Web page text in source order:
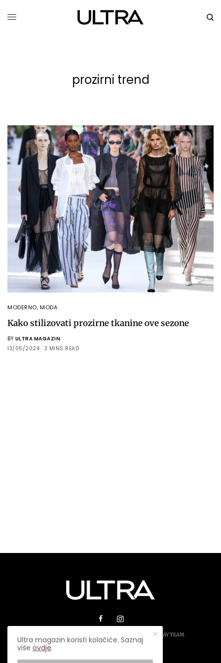
prozirni trend
MODERNO, MODA
Kako stilizovati prozirne tkanine ove sezone
BY ULTRA MAGAZIN
13/05/2024
3 MINS READ
© 2026 ULTRA MAGAZIN. SVA PRAVA ZADRŽANA.PLAY TEAM
Ultra magazin koristi kolačiće. Saznaj
višeovdje.